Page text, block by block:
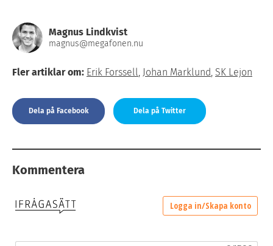
Magnus Lindkvist
magnus@megafonen.nu
Fler artiklar om: Erik Forssell Johan Marklund SK Lejon
Dela på Facebook Dela på Twitter
Kommentera